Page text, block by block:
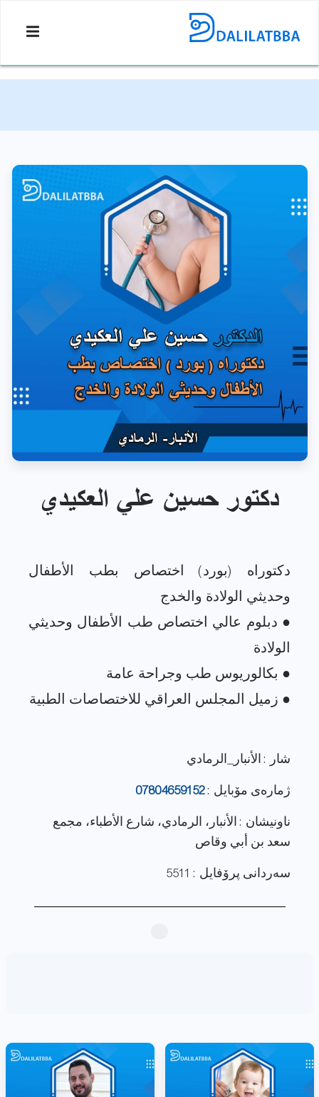
دكتور حسين علي العكيدي
دكتوراه (بورد) اختصاص بطب الأطفال
● دبلوم عالي اختصاص طب الأطفال وحديثي
شار : الأنبار_الرمادي
ژماره‌ی مۆبایل :07804659152
ناونيشان : الأنبار، الرمادي، شارع الأطباء، مجمع
سعد بن أبي وقاص
سەردانی پرۆفایل : 5511